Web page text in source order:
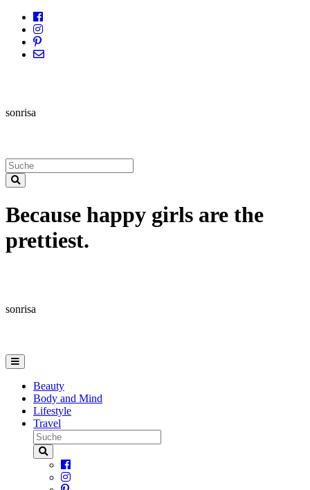
sonrisa
Because happy girls are the
prettiest.
sonrisa
Beauty
Body and Mind
Lifestyle
Travel